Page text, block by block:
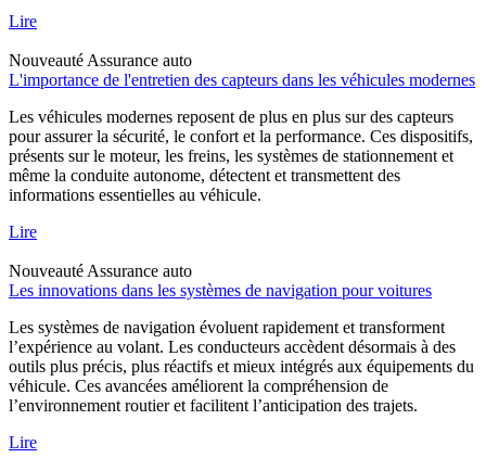
Lire
Nouveauté Assurance auto
L'importance de l'entretien des capteurs dans les véhicules modernes
Les véhicules modernes reposent de plus en plus sur des capteurs
pour assurer la sécurité, le confort et la performance. Ces dispositifs,
présents sur le moteur, les freins, les systèmes de stationnement et
même la conduite autonome, détectent et transmettent des
informations essentielles au véhicule.
Lire
Nouveauté Assurance auto
Les innovations dans les systèmes de navigation pour voitures
Les systèmes de navigation évoluent rapidement et transforment
l’expérience au volant. Les conducteurs accèdent désormais à des
outils plus précis, plus réactifs et mieux intégrés aux équipements du
véhicule. Ces avancées améliorent la compréhension de
l’environnement routier et facilitent l’anticipation des trajets.
Lire